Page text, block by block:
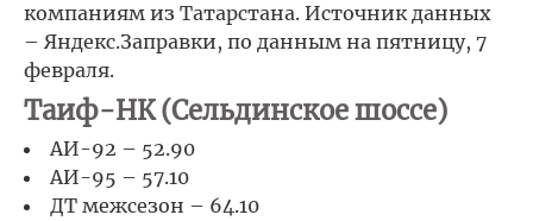
компаниям из Татарстана. Источник данных
– Яндекс.Заправки, по данным на пятницу, 7
февраля.
Таиф-НК (Сельдинское шоссе)
АИ-92 – 52.90
АИ-95 – 57.10
ДТ межсезон – 64.10